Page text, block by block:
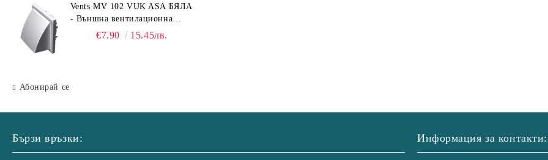
Vents MV 102 VUK ASA БЯЛА
- Външна вентилационна
решетка с гравитачна клапа Ø
€7.90 15.45лв.
Абонирай се
Бързи връзки: Информация за контакти: